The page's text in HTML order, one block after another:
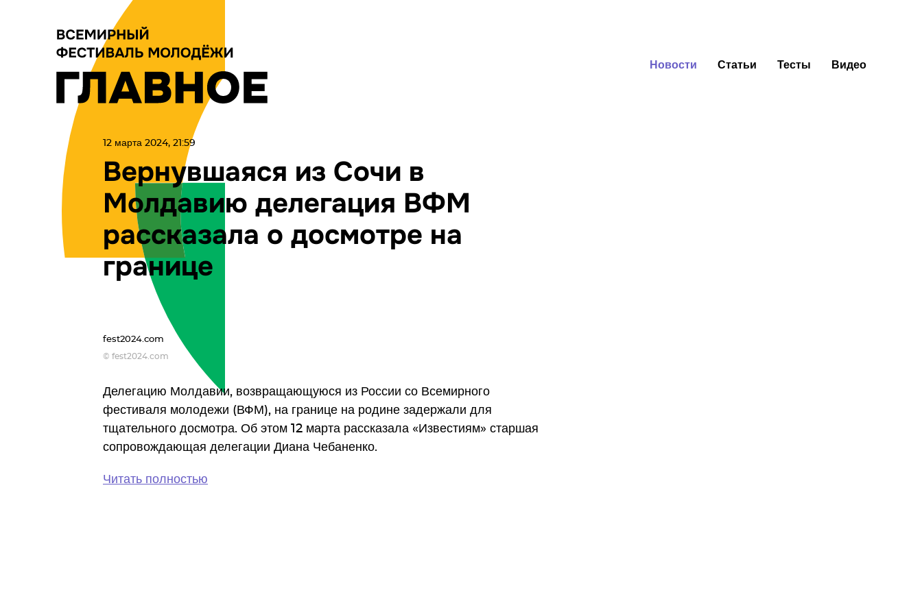
Новости Статьи Тесты Видео
12 марта 2024, 21:59
Вернувшаяся из Сочи в
Молдавию делегация ВФМ
рассказала о досмотре на
границе
fest2024.com
© fest2024.com
Делегацию Молдавии, возвращающуюся из России со Всемирного
фестиваля молодежи (ВФМ), на границе на родине задержали для
тщательного досмотра. Об этом 12 марта рассказала «Известиям» старшая
сопровождающая делегации Диана Чебаненко.
Читать полностью